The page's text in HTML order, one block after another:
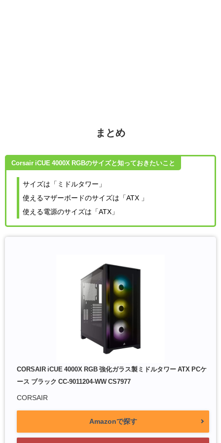
まとめ
Corsair iCUE 4000X RGBのサイズと知っておきたいこと
サイズは「ミドルタワー」
使えるマザーボードのサイズは「ATX 」
使える電源のサイズは「ATX」
CORSAIR iCUE 4000X RGB 強化ガラス製ミドルタワー ATX PCケ
ース ブラック CC-9011204-WW CS7977
CORSAIR
Amazonで探す